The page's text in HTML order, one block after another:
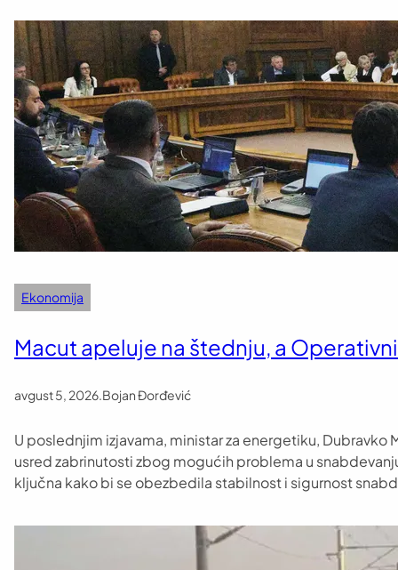
Ekonomija
Macut apeluje na štednju, a
avgust 5, 2026.Bojan Đorđević
U poslednjim izjavama, ministar za energetiku,
usred zabrinutosti zbog mogućih problema u
ključna kako bi se obezbedila stabilnost i sigurnost